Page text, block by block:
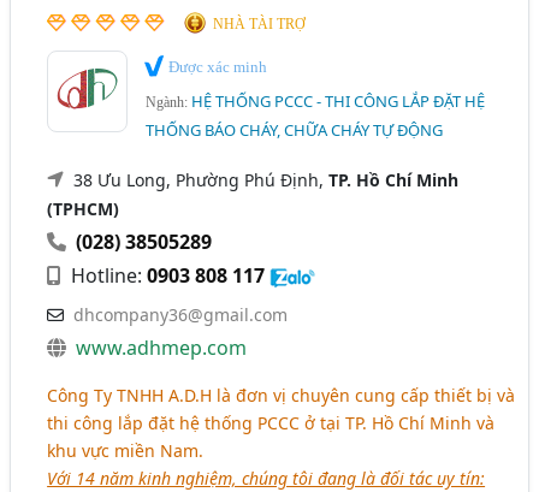
NHÀ TÀI TRỢ
Được xác minh
Ngành: HỆ THỐNG PCCC - THI CÔNG LẮP ĐẶT HỆ
THỐNG BÁO CHÁY, CHỮA CHÁY TỰ ĐỘNG
38 Ưu Long, Phường Phú Định,TP. Hồ Chí Minh
(TPHCM)
(028) 38505289
Hotline:0903 808 117
dhcompany36@gmail.com
www.adhmep.com
Công Ty TNHH A.D.H là đơn vị chuyên cung cấp thiết bị và
thi công lắp đặt hệ thống PCCC ở tại TP. Hồ Chí Minh và
khu vực miền Nam.
Với 14 năm kinh nghiệm, chúng tôi đang là đối tác uy tín: